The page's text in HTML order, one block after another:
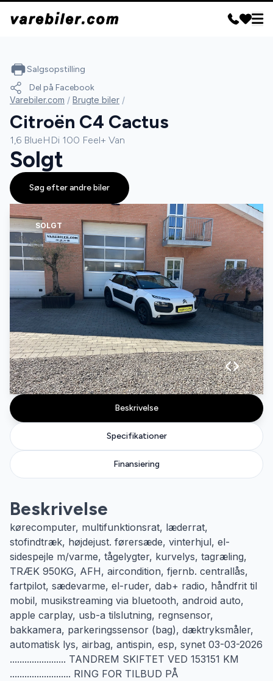
SOLGT
Specifikationer
Beskrivelse
Finansiering
Beskrivelse
kørecomputer, multifunktionsrat, læderrat,
stofindtræk, højdejust. førersæde, vinterhjul, el-
sidespejle m/varme, tågelygter, kurvelys, tagræling,
TRÆK 950KG, AFH, aircondition, fjernb. centrallås,
fartpilot, sædevarme, el-ruder, dab+ radio, håndfrit til
mobil, musikstreaming via bluetooth, android auto,
apple carplay, usb-a tilslutning, regnsensor,
bakkamera, parkeringssensor (bag), dæktryksmåler,
automatisk lys, airbag, antispin, esp, synet 03-03-2026
....................... TANDREM SKIFTET VED 153151 KM
......................... RING FOR TILBUD PÅ
Salgsopstilling
Del på Facebook
Varebiler.com / Brugte biler /
Citroën C4 Cactus
1,6 BlueHDi 100 Feel+ Van
Solgt
Søg efter andre biler